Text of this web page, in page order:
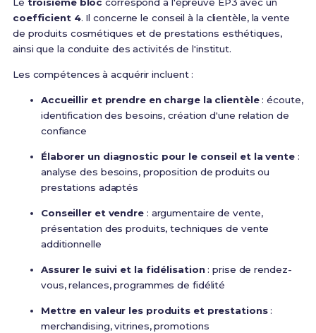
Le troisième bloc correspond à l'épreuve EP3 avec un
coefficient 4. Il concerne le conseil à la clientèle, la vente
de produits cosmétiques et de prestations esthétiques,
ainsi que la conduite des activités de l'institut.
Les compétences à acquérir incluent :
Accueillir et prendre en charge la clientèle: écoute,
identification des besoins, création d'une relation de
confiance
Élaborer un diagnostic pour le conseil et la vente:
analyse des besoins, proposition de produits ou
prestations adaptés
Conseiller et vendre: argumentaire de vente,
présentation des produits, techniques de vente
additionnelle
Assurer le suivi et la fidélisation: prise de rendez-
vous, relances, programmes de fidélité
Mettre en valeur les produits et prestations:
merchandising, vitrines, promotions